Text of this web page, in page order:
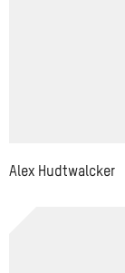
Alex Hudtwalcker